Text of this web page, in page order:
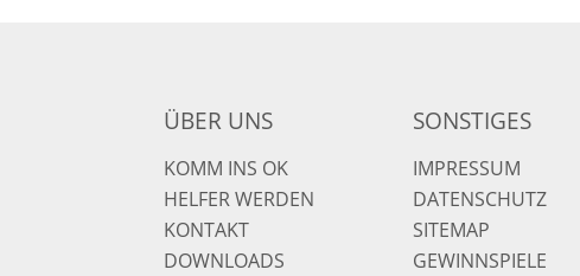
ÜBER UNS
KOMM INS OK
HELFER WERDEN
KONTAKT
DOWNLOADS
SONSTIGES
IMPRESSUM
DATENSCHUTZ
SITEMAP
GEWINNSPIELE